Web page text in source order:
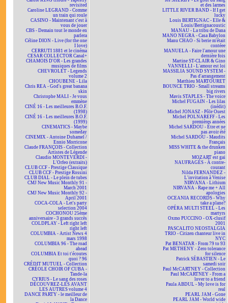
revisited
Caroline LEGRAND - Comme
un train qui roule
CASINO - Maintenant c'est à
vous de jouer
CBS - Demain tout le monde en
parlera
Céline DION - Live (for the one
I love)
CERRUTI 1881 et le cinéma
CESAR COLLECTOR Canal+
CHAMOIS D'OR - Les grandes
musiques de films
CHEVROLET - Legends
volume 2
CHOUBENE - Lila
Chris REA - God's great banana
skin
Christophe MALI - Je vous
emmène
CINÉ 16 - Les meilleures B.O.F.
(1998)
CINÉ 16 - Les meilleures B.O.F.
(1999)
CINEMATICS - Maybe
someday
CINEMIX - Antoine Duhamel /
Ennio Morricone
Claude FRANÇOIS - Collection
Artistes de Légende
Claudio MONTEVERDI -
L'Orfeo (extraits)
CLUB CCF - Prestige Classique
CLUB CCF - Prestige Rossini
CLUB DIAL - Le plein de tubes
CMJ New Music Monthly 91 -
March 2001
CMJ New Music Monthly 92 -
April 2001
COCA-COLA - Let's party
selection 2004
COCHONOU 25ème
anniversaire - 3 grands succès
COLDPLAY - Left right left
right left
COLUMBIA - Artist News 4
mars 1998
COLUMBIA 96 - The road
ahead
COLUMBIA Et toi t'écoutes
quoi ? 96
CRÉDIT MUTUEL - Collection
CRÉOLE CHOIR OF CUBA -
Tande-la
CYRIUS - Le sang des roses
DÉCOUVREZ-LES AVANT
LES AUTRES volume 4
DANCE PARTY - le meilleur de
la Dance
et des larmes
LITTLE RIVER BAND - If I get
lucky
Louis BERTIGNAC - Elle &
Louis/Bertignacoustic
MANAU - La tribu de Dana
MANO NEGRA - Casa Babylon
Manu CHAO - Si berie m'était
contéee
MANUELA - Faire l'amour une
dernière fois
Martine ST-CLAIR & Gino
VANNELLI - L'amour est loi
MASSILIA SOUND SYSTEM -
Pas d'arrangement
Matthieu MARTOURET
BOUNCE TRIO - Small streams
big rivers
Mavis STAPLES - The voice
Michel FUGAIN - Les lilas
(inédit)
Michel JONASZ - Pôle Ouest
Michel POLNAREFF - Les
premières années
Michel SARDOU - Être et ne
pas avoir été
Michel SARDOU - Maudits
Français
MISS WHITE & the drunken
piano
MOZART est gai
NAUFRAGÉS - À contre-
courant
Nilda FERNANDEZ -
L'invitation à Venise
NIRVANA - Lithium
NIRVANA - Rape me + All
apologies
OCEANIA RECORDS - Why
take a plane?
OPÉRA MULTI STEEL - Les
martyrs
Oxmo PUCCINO - OX-clusif
2001
PASCALITO NEOSTALGIA
TRIO - Citizen chanteur live in
NYC
Pat BENATAR - From 79 to 93
Pat METHENY - Zero tolerance
for silence
Patrick SÉBASTIEN - Le
samedi soir
Paul McCARTNEY - Collection
Paul McCARTNEY - From a
lover to a friend
Paula ABDUL - My love is for
real
PEARL JAM - Gone
PEARL JAM - World wide